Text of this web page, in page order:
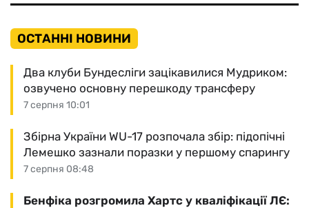
ОСТАННІ НОВИНИ
7 серпня 10:01
Два клуби Бундесліги зацікавилися Мудриком:
озвучено основну перешкоду трансферу
7 серпня 08:48
Збірна України WU-17 розпочала збір: підопічні
Лемешко зазнали поразки у першому спарингу
Бенфіка розгромила Хартс у кваліфікації ЛЄ: